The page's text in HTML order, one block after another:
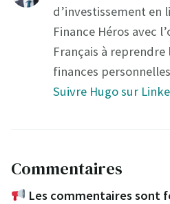
d’investissement en
Finance Héros avec
Français à
finances
Suivre Hugo sur
Commentaires
Les commentaires sont